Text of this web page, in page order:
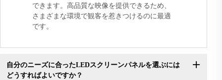
できます。高品質な映像を提供できるため、
さまざまな環境で観客を惹きつけるのに最適
です。
自分のニーズに合ったLEDスクリーンパネルを選ぶには
どうすればよいですか？